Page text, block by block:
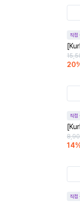
직접
20
직접
14
직접